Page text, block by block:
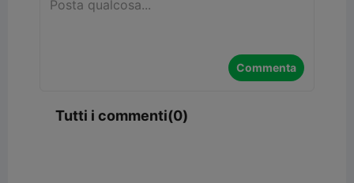
Commenta
Tutti i commenti(0)